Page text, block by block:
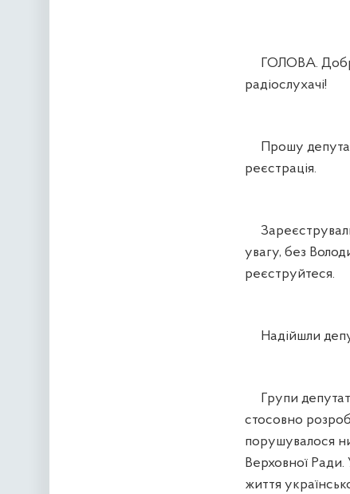
ГОЛОВА.
радіослухачі!
Прошу
реєстрація.
увагу, без
реєструйтеся.
Надійшли
Групи
стосовно
порушувалося
Верховної Ради.
життя